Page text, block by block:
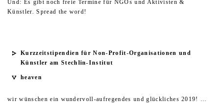
Und: Es gibt noch freie Termine für NGOs und Aktivisten &
Künstler. Spread the word!
Kurzzeitstipendien für Non-Profit-Organisationen und
Künstler am Stechlin-Institut
heaven
wir wünschen ein wundervoll-aufregendes und glückliches 2019!